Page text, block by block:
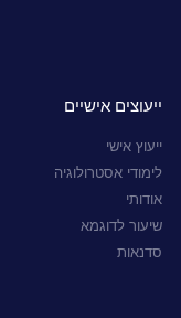
ייעוצים אישיים
ייעוץ אישי
לימודי אסטרולוגיה
אודותי
שיעור לדוגמא
סדנאות